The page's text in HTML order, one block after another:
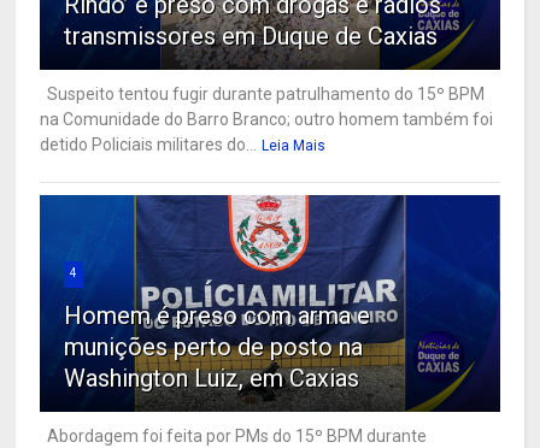
transmissores em Duque de Caxias
Suspeito tentou fugir durante patrulhamento do 15º BPM
na Comunidade do Barro Branco; outro homem também foi
detido Policiais militares do...
Leia Mais
4
Homem é preso com arma e
munições perto de posto na
Washington Luiz, em Caxias
Abordagem foi feita por PMs do 15º BPM durante